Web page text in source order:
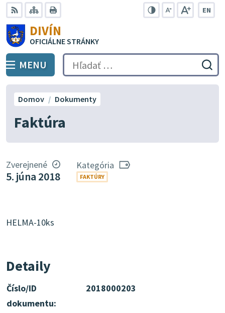
Preskočiť
na
obsah
RSS Mapa
EN
DIVÍN
OFICIÁLNE STRÁNKY
PREPNÚŤ
MENU Hľadať:
Faktúra
Domov Dokumenty
Zverejnené
5. júna 2018
Kategória
FAKTÚRY
HELMA-10ks
Detaily
Číslo/ID
dokumentu:
2018000203